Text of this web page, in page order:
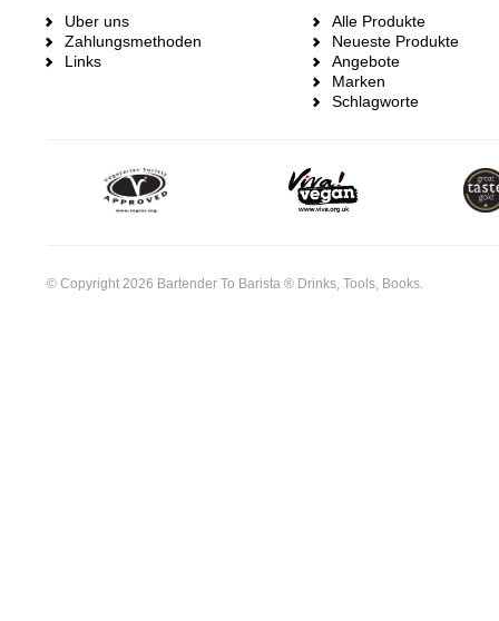
Uber uns
Zahlungsmethoden
Links
Alle Produkte
Neueste Produkte
Angebote
Marken
Schlagworte
© Copyright 2026 Bartender To Barista ® Drinks, Tools, Books.